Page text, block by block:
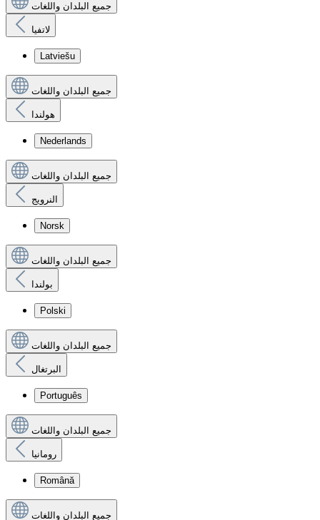
جميع البلدان واللغات
لاتفيا
Latviešu
جميع البلدان واللغات
هولندا
Nederlands
جميع البلدان واللغات
النرويج
Norsk
جميع البلدان واللغات
بولندا
Polski
جميع البلدان واللغات
البرتغال
Português
جميع البلدان واللغات
رومانيا
Română
جميع البلدان واللغات